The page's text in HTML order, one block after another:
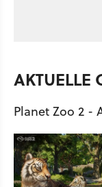
AKTUELLE
Planet Zoo 2 -